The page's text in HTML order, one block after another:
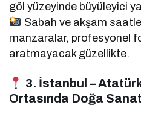
göl yüzeyinde büyüleyici
Sabah ve akşam
manzaralar, profesyonel
aratmayacak güzellikte.
3. İstanbul –
Ortasında Doğa